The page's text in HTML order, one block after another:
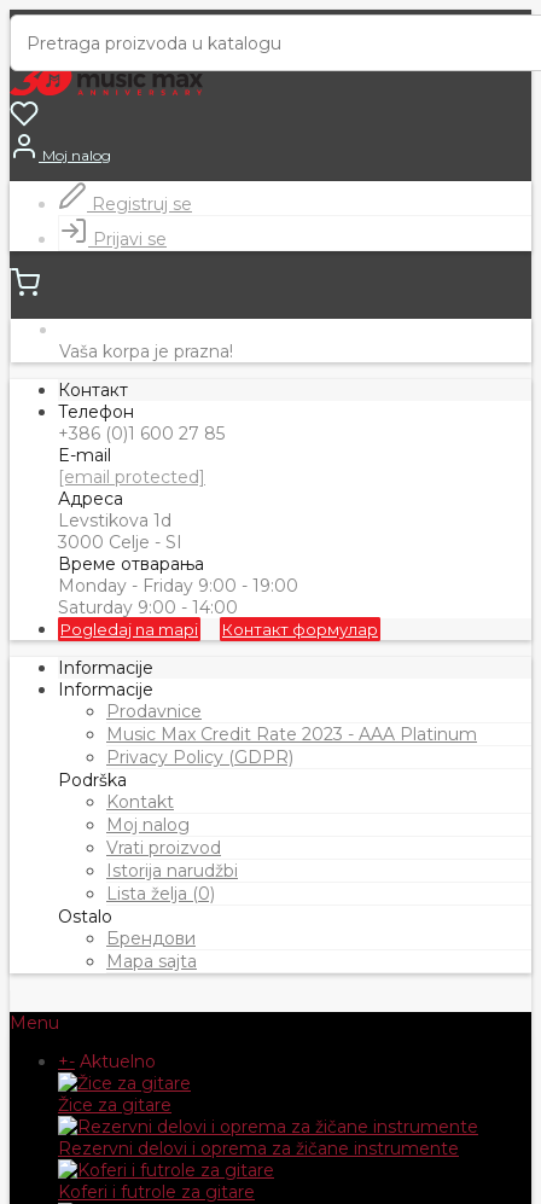
Moj nalog
Registruj se
Prijavi se
Vaša korpa je prazna!
Контакт
Телефон
+386 (0)1 600 27 85
E-mail
[email protected]
Адреса
Levstikova 1d
3000 Celje - SI
Време отварања
Monday - Friday 9:00 - 19:00
Saturday 9:00 - 14:00
Pogledaj na mapi Контакт формулар
Informacije
Informacije
Prodavnice
Music Max Credit Rate 2023 - AAA Platinum
Privacy Policy (GDPR)
Podrška
Kontakt
Moj nalog
Vrati proizvod
Istorija narudžbi
Lista želja (0)
Ostalo
Брендови
Mapa sajta
Menu
+- Aktuelno
Žice za gitare
Rezervni delovi i oprema za žičane instrumente
Koferi i futrole za gitare